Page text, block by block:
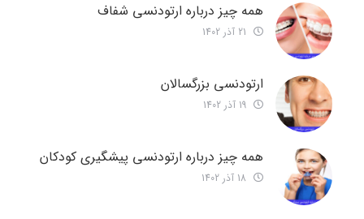
همه چیز درباره ارتودنسی شفاف
ارتودنسی بزرگسالان
همه چیز درباره ارتودنسی پیشگیری کودکان